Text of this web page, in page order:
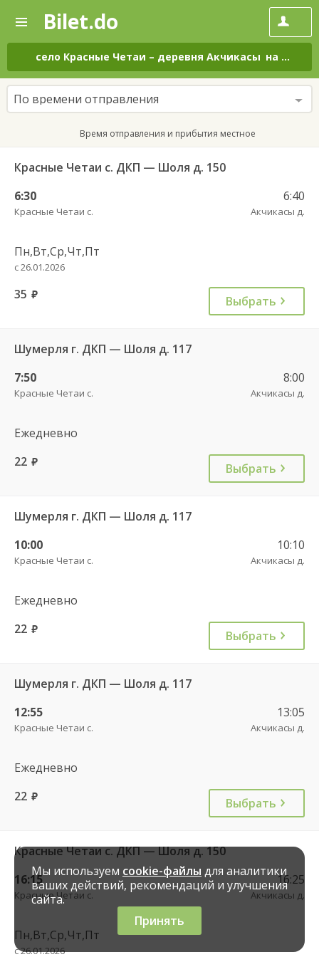
—
Поиск
и
покупка
билетов
на
автобус
онлайн
Bilet.do
село Красные Четаи – деревня Акчикасы на все дни
По времени отправления
Время отправления и прибытия местное
Красные Четаи с. ДКП — Шоля д. 150
6:30
Красные Четаи с.
6:40
Акчикасы д.
Пн,Вт,Ср,Чт,Пт
с 26.01.2026
35 руб. Выбрать
Шумерля г. ДКП — Шоля д. 117
7:50
Красные Четаи с.
8:00
Акчикасы д.
Ежедневно
22 руб. Выбрать
Шумерля г. ДКП — Шоля д. 117
10:00
Красные Четаи с.
10:10
Акчикасы д.
Ежедневно
22 руб. Выбрать
Шумерля г. ДКП — Шоля д. 117
12:55
Красные Четаи с.
13:05
Акчикасы д.
Ежедневно
22 руб. Выбрать
Красные Четаи с. ДКП — Шоля д. 150
16:15
Красные Четаи с.
16:25
Акчикасы д.
Пн,Вт,Ср,Чт,Пт
с 26.01.2026
Мы используем cookie-файлы для аналитики
ваших действий, рекомендаций и улучшения
сайта.
Принять